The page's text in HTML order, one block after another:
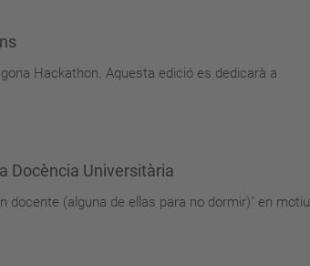
Hackathon. Aquesta edició es dedicarà a
Docència Universitària
docente (alguna de ellas para no dormir)" en motiu